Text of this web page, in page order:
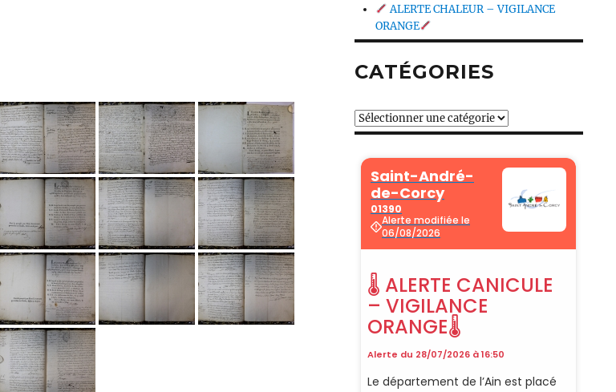
ALERTE CHALEUR – VIGILANCE
ORANGE
CATÉGORIES
Catégories